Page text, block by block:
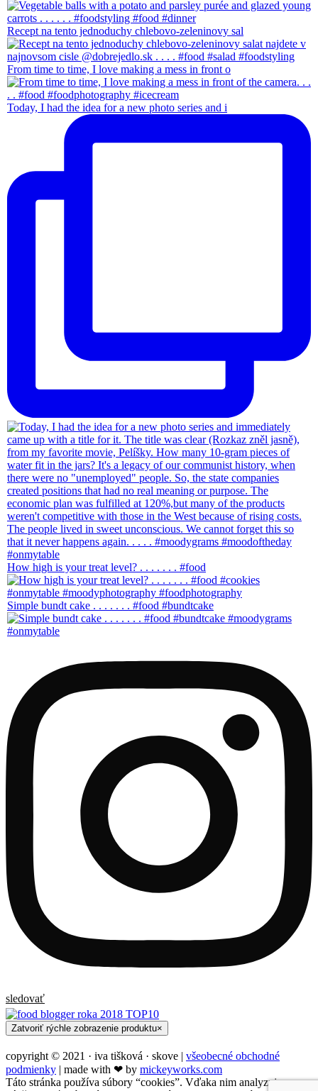
Recept na tento jednoduchy chlebovo-zeleninovy sal
From time to time, I love making a mess in front o
Today, I had the idea for a new photo series and i
How high is your treat level? . . . . . . . #food
Simple bundt cake . . . . . . . #food #bundtcake
sledovať
Zatvoriť rýchle zobrazenie produktu×
copyright © 2021 · iva tišková · skove | všeobecné obchodné
podmienky | made with ❤︎ by mickeyworks.com
Táto stránka používa súbory “cookies”. Vďaka nim analyzujeme